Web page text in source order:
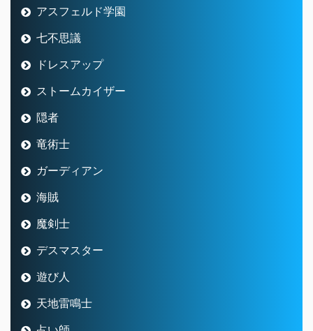
アスフェルド学園
七不思議
ドレスアップ
ストームカイザー
隠者
竜術士
ガーディアン
海賊
魔剣士
デスマスター
遊び人
天地雷鳴士